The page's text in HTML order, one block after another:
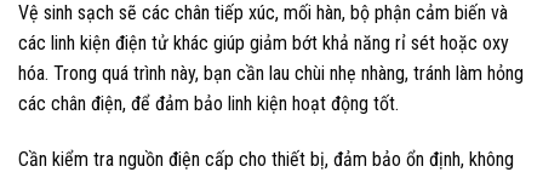
Vệ sinh sạch sẽ các chân tiếp xúc, mối hàn, bộ phận cảm biến và
các linh kiện điện tử khác giúp giảm bớt khả năng rỉ sét hoặc oxy
hóa. Trong quá trình này, bạn cần lau chùi nhẹ nhàng, tránh làm hỏng
các chân điện, để đảm bảo linh kiện hoạt động tốt.
Cần kiểm tra nguồn điện cấp cho thiết bị, đảm bảo ổn định, không